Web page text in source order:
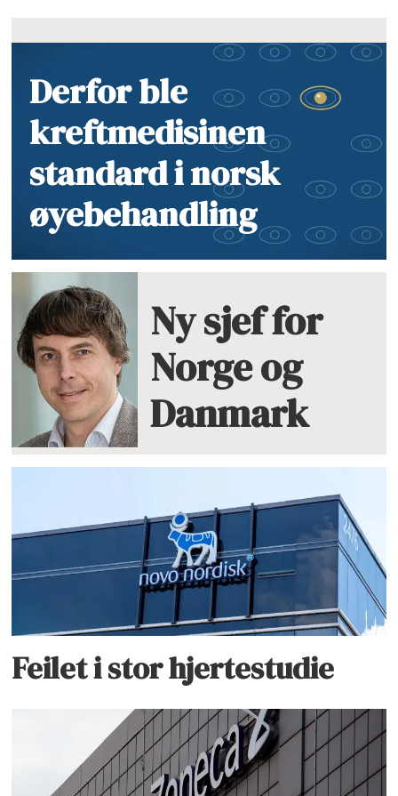
Derfor ble
kreftmedisinen
standard i norsk
øyebehandling
Ny sjef for
Norge og
Danmark
Feilet i stor hjertestudie